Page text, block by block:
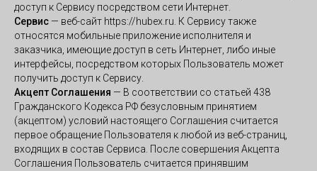
доступ к Сервису посредством сети Интернет.
Сервис — веб-сайт https://hubex.ru. К Сервису также
относятся мобильные приложение исполнителя и
заказчика, имеющие доступ в сеть Интернет, либо иные
интерфейсы, посредством которых Пользователь может
получить доступ к Сервису.
Акцепт Соглашения — В соответствии со статьей 438
Гражданского Кодекса РФ безусловным принятием
(акцептом) условий настоящего Соглашения считается
первое обращение Пользователя к любой из веб-страниц,
входящих в состав Сервиса. После совершения Акцепта
Соглашения Пользователь считается принявшим